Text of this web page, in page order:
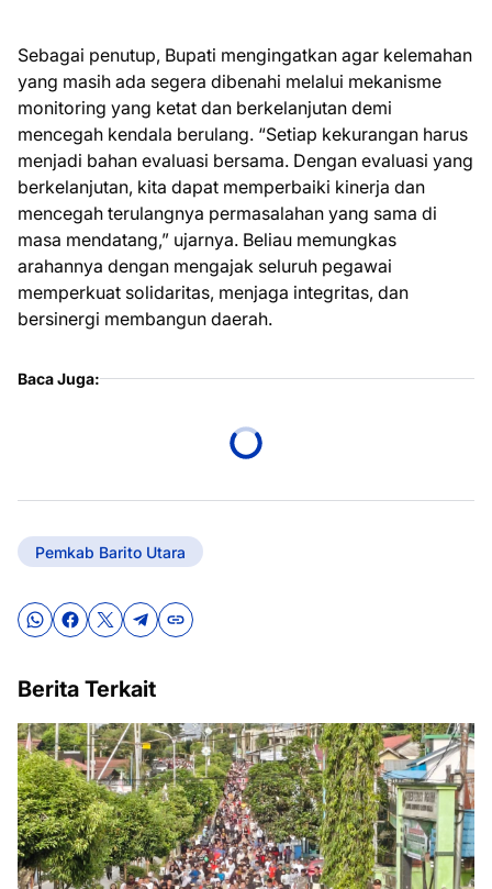
Sebagai penutup, Bupati mengingatkan agar kelemahan
yang masih ada segera dibenahi melalui mekanisme
monitoring yang ketat dan berkelanjutan demi
mencegah kendala berulang. “Setiap kekurangan harus
menjadi bahan evaluasi bersama. Dengan evaluasi yang
berkelanjutan, kita dapat memperbaiki kinerja dan
mencegah terulangnya permasalahan yang sama di
masa mendatang,” ujarnya. Beliau memungkas
arahannya dengan mengajak seluruh pegawai
memperkuat solidaritas, menjaga integritas, dan
bersinergi membangun daerah.
Baca Juga:
Pemkab Barito Utara
Berita Terkait